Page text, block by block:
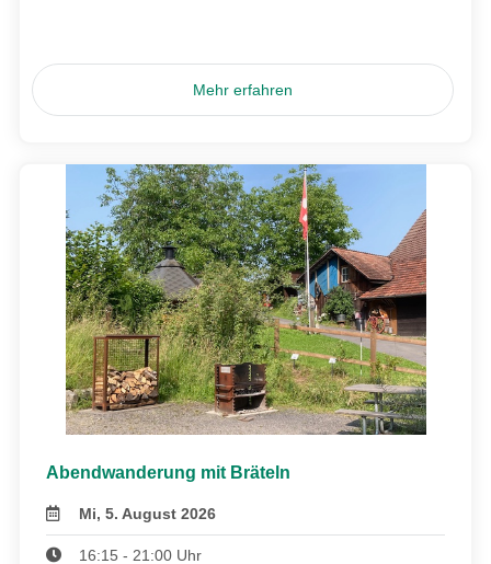
Mehr erfahren
Abendwanderung mit Bräteln
Mi, 5. August 2026
16:15 - 21:00 Uhr